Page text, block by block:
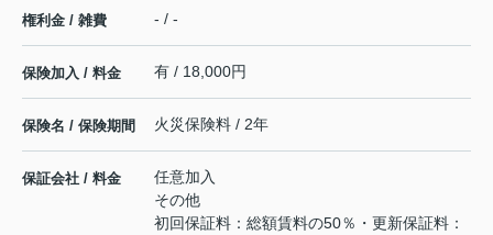
権利金 / 雑費 - / -
保険加入 / 料金 有 / 18,000円
保険名 / 保険期間 火災保険料 / 2年
保証会社 / 料金
任意加入
その他
初回保証料：総額賃料の50％・更新保証料：